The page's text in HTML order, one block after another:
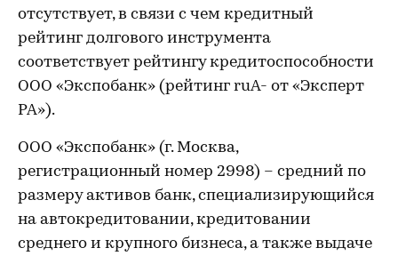
отсутствует, в связи с чем кредитный
рейтинг долгового инструмента
соответствует рейтингу кредитоспособности
ООО «Экспобанк» (рейтинг ruA- от «Эксперт
РА»).
ООО «Экспобанк» (г. Москва,
регистрационный номер 2998) – средний по
размеру активов банк, специализирующийся
на автокредитовании, кредитовании
среднего и крупного бизнеса, а также выдаче